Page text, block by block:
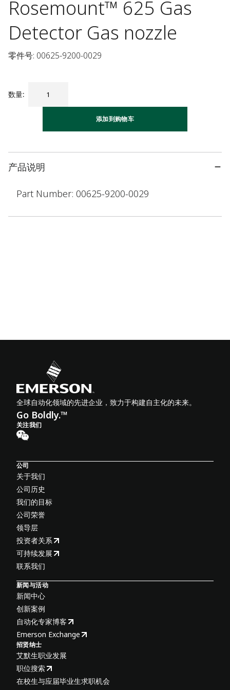
Rosemount™ 625 Gas
Detector Gas nozzle
零件号: 00625-9200-0029
数量:
添加到购物车
产品说明
Part Number: 00625-9200-0029
全球自动化领域的先进企业，致力于构建自主化的未来。
Go Boldly.™
关注我们
公司
关于我们
公司历史
我们的目标
公司荣誉
领导层
投资者关系
可持续发展
联系我们
新闻与活动
新闻中心
创新案例
自动化专家博客
Emerson Exchange
招贤纳士
艾默生职业发展
职位搜索
在校生与应届毕业生求职机会